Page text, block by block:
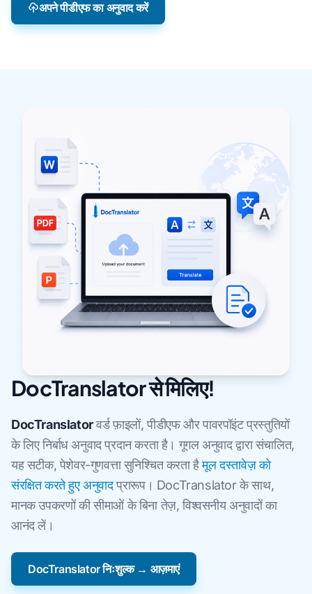
अपने पीडीएफ का अनुवाद करें
DocTranslator से मिलिए!
DocTranslatorवर्ड फ़ाइलों, पीडीएफ और पावरपॉइंट प्रस्तुतियों
के लिए निर्बाध अनुवाद प्रदान करता है। गूगल अनुवाद द्वारा संचालित,
यह सटीक, पेशेवर-गुणवत्ता सुनिश्चित करता हैमूल दस्तावेज़ को
संरक्षित करते हुए अनुवादप्रारूप। DocTranslator के साथ,
मानक उपकरणों की सीमाओं के बिना तेज़, विश्वसनीय अनुवादों का
आनंद लें।
DocTranslator निःशुल्क → आज़माएं